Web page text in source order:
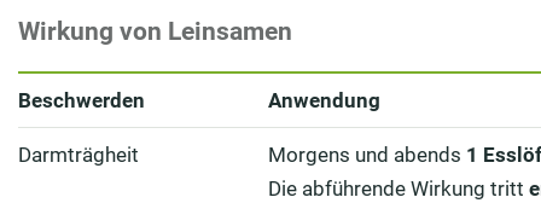
Wirkung von Leinsamen
Beschwerden Anwendung
Darmträgheit Morgens und abends 1
Die abführende Wirkung tritt